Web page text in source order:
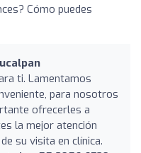
Cómo puedes
ti. Lamentamos
para nosotros
ofrecerles a
la mejor atención
su visita en clínica.